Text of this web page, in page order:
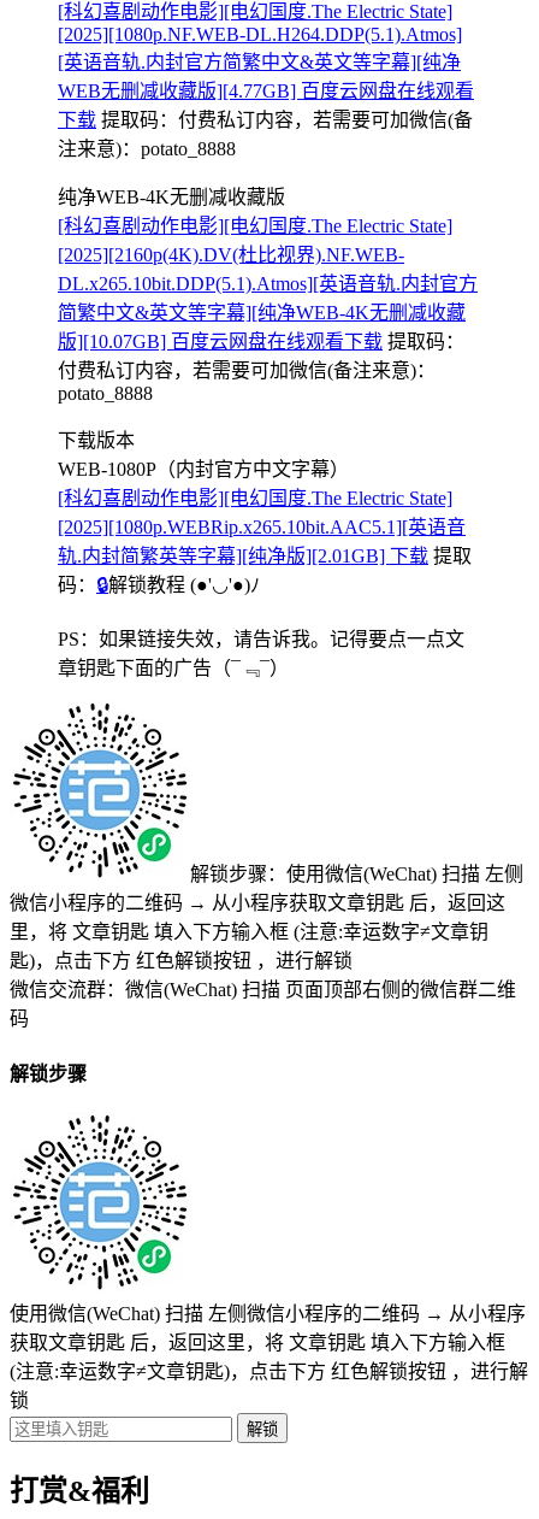
[科幻喜剧动作电影][电幻国度.The Electric State]
[2025][1080p.NF.WEB-DL.H264.DDP(5.1).Atmos]
[英语音轨.内封官方简繁中文&英文等字幕][纯净
WEB无删减收藏版][4.77GB] 百度云网盘在线观看
下载 提取码： 付费私订内容，若需要可加微信(备
注来意)：potato_8888
纯净WEB-4K无删减收藏版
[科幻喜剧动作电影][电幻国度.The Electric State]
[2025][2160p(4K).DV(杜比视界).NF.WEB-
DL.x265.10bit.DDP(5.1).Atmos][英语音轨.内封官方
简繁中文&英文等字幕][纯净WEB-4K无删减收藏
版][10.07GB] 百度云网盘在线观看下载 提取码：
付费私订内容，若需要可加微信(备注来意)：
potato_8888
下载版本
WEB-1080P（内封官方中文字幕）
[科幻喜剧动作电影][电幻国度.The Electric State]
[2025][1080p.WEBRip.x265.10bit.AAC5.1][英语音
轨.内封简繁英等字幕][纯净版][2.01GB] 下载 提取
码： 🔒解锁教程 (●'◡'●)ﾉ
PS：如果链接失效，请告诉我。记得要点一点文
章钥匙下面的广告 （¯﹃¯）
解锁步骤：使用微信(WeChat) 扫描 左侧
微信小程序的二维码 → 从小程序获取文章钥匙 后，返回这
里，将 文章钥匙 填入下方输入框 (注意:幸运数字≠文章钥
匙)，点击下方 红色解锁按钮 ，进行解锁
微信交流群：微信(WeChat) 扫描 页面顶部右侧的微信群二维
码
解锁步骤
使用微信(WeChat) 扫描 左侧微信小程序的二维码 → 从小程序
获取文章钥匙 后，返回这里，将 文章钥匙 填入下方输入框
(注意:幸运数字≠文章钥匙)，点击下方 红色解锁按钮 ，进行解
锁
打赏&福利